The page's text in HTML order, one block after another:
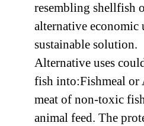
resembling shellfish
alternative economic
sustainable solution.
Alternative uses
fish into:Fishmeal or
meat of non-toxic
animal feed. The